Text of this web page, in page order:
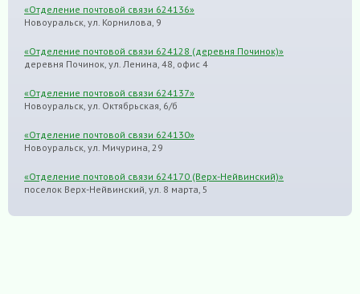
«Отделение почтовой связи 624136»
Новоуральск, ул. Корнилова, 9
«Отделение почтовой связи 624128 (деревня Починок)»
деревня Починок, ул. Ленина, 48, офис 4
«Отделение почтовой связи 624137»
Новоуральск, ул. Октябрьская, 6/б
«Отделение почтовой связи 624130»
Новоуральск, ул. Мичурина, 29
«Отделение почтовой связи 624170 (Верх-Нейвинский)»
поселок Верх-Нейвинский, ул. 8 марта, 5